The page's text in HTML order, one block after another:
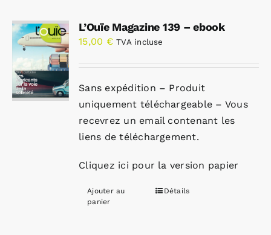
L’Ouïe Magazine 139 – ebook
15,00 € TVA incluse
Sans expédition – Produit
uniquement téléchargeable – Vous
recevrez un email contenant les
liens de téléchargement.
Cliquez ici pour la version papier
Ajouter au
panier
Détails